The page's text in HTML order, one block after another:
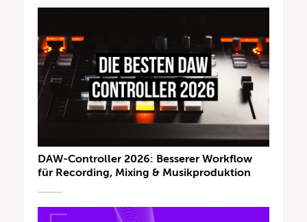
DAW-Controller 2026: Besserer Workflow
für Recording, Mixing & Musikproduktion